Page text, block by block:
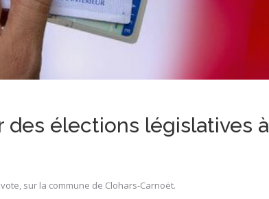
élections législatives à
sur la commune de Clohars-Carnoët.